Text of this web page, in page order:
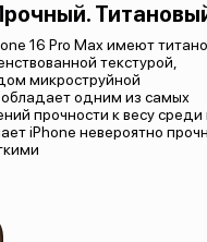
16 Pro Max имеют
текстурой,
микроструйной
одним из самых
прочности к весу среди
iPhone невероятно